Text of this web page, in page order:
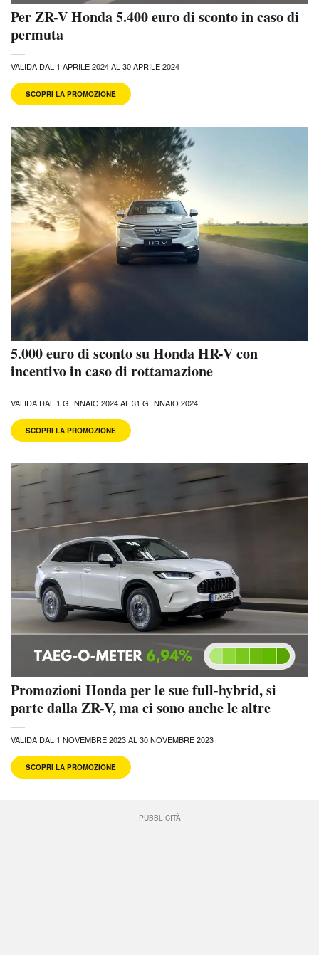
Per ZR-V Honda 5.400 euro di sconto in caso di
permuta
VALIDA DAL 1 APRILE 2024 AL 30 APRILE 2024
SCOPRI LA PROMOZIONE
5.000 euro di sconto su Honda HR-V con
incentivo in caso di rottamazione
VALIDA DAL 1 GENNAIO 2024 AL 31 GENNAIO 2024
SCOPRI LA PROMOZIONE
Promozioni Honda per le sue full-hybrid, si
parte dalla ZR-V, ma ci sono anche le altre
VALIDA DAL 1 NOVEMBRE 2023 AL 30 NOVEMBRE 2023
SCOPRI LA PROMOZIONE
PUBBLICITÀ